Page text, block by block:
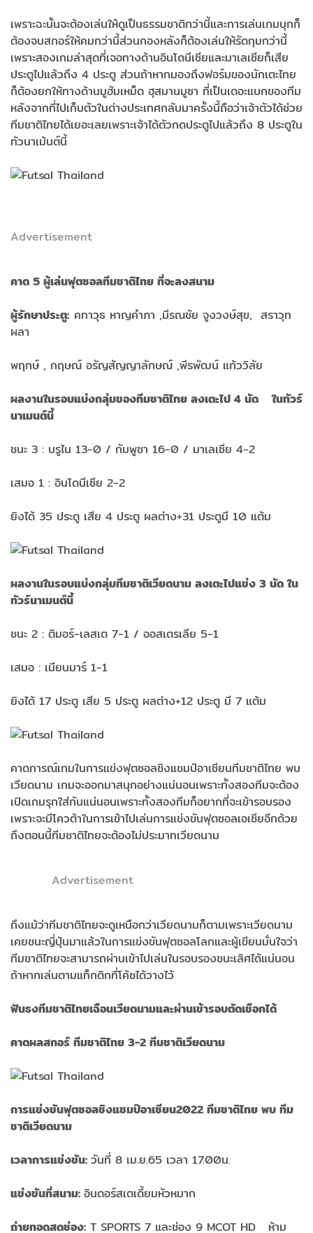
เพราะฉะนั้นจะต้องเล่นให้ดูเป็นธรรมชาติกว่านี้และการเล่นเกมบุกก็
ต้องจบสกอร์ให้คมกว่านี้ส่วนกองหลังก็ต้องเล่นให้รัดกุมกว่านี้
เพราะสองเกมล่าสุดที่เจอทางด้านอินโดนีเซียและมาเลเซียก็เสีย
ประตูไปแล้วถึง 4 ประตู ส่วนถ้าหากมองถึงฟอร์มของนักเตะไทย
ก็ต้องยกให้ทางด้านมูฮัมเหม็ด ฮุสมานมูซา ที่เป็นเดอะแบกของทีม
หลังจากที่ไปเก็บตัวในต่างประเทศกลับมาครั้งนี้ถือว่าเจ้าตัวได้ช่วย
ทีมชาติไทยได้เยอะเลยเพราะเจ้าได้ตัวกดประตูไปแล้วถึง 8 ประตูใน
ทัวนาเม้นต์นี้
Advertisement
คาด 5 ผู้เล่นฟุตซอลทีมชาติไทย ที่จะลงสนาม
ผู้รักษาประตู: คทาวุธ หาญคำภา ,มีรณชัย จูงวงษ์สุข, สราวุท
ผลา
พฤกษ์ , กฤษณ์ อรัญสัญญาลักษณ์ ,พีรพัฒน์ แก้ววิลัย
ผลงานในรอบแบ่งกลุ่มของทีมชาติไทย ลงเตะไป 4 นัด ในทัวร์
นาเมนต์นี้
ชนะ 3 : บรูไน 13-0 / กัมพูชา 16-0 / มาเลเซีย 4-2
เสมอ 1 : อินโดนีเซีย 2-2
ยิงได้ 35 ประตู เสีย 4 ประตู ผลต่าง+31 ประตูมี 10 แต้ม
ผลงานในรอบแบ่งกลุ่มทีมชาติเวียดนาม ลงเตะไปแข่ง 3 นัด ใน
ทัวร์นาเมนต์นี้
ชนะ 2 : ติมอร์-เลสเต 7-1 / ออสเตรเลีย 5-1
เสมอ : เมียนมาร์ 1-1
ยิงได้ 17 ประตู เสีย 5 ประตู ผลต่าง+12 ประตู มี 7 แต้ม
คาดการณ์เกมในการแข่งฟุตซอลชิงแชมป์อาเซียนทีมชาติไทย พบ
เวียดนาม เกมจะออกมาสนุกอย่างแน่นอนเพราะทั้งสองทีมจะต้อง
เปิดเกมรุกใส่กันแน่นอนเพราะทั้งสองทีมก็อยากที่จะเข้ารอบรอง
เพราะจะมีโควต้าในการเข้าไปเล่นการแข่งขันฟุตซอลเอเชียอีกด้วย
ถึงตอนนี้ทีมชาติไทยจะต้องไม่ประมาทเวียดนาม
Advertisement
ถึงแม้ว่าทีมชาติไทยจะดูเหนือกว่าเวียดนามก็ตามเพราะเวียดนาม
เคยชนะญี่ปุ่นมาแล้วในการแข่งขันฟุตซอลโลกและผู้เขียนมั่นใจว่า
ทีมชาติไทยจะสามารถผ่านเข้าไปเล่นในรอบรองชนะเลิศได้แน่นอน
ถ้าหากเล่นตามแท็กติกที่โค้ชได้วางไว้
ฟันธงทีมชาติไทยเฉือนเวียดนามและผ่านเข้ารอบตัดเชือกได้
คาดผลสกอร์ ทีมชาติไทย 3-2 ทีมชาติเวียดนาม
การแข่งขันฟุตซอลชิงแชมป์อาเซียน2022 ทีมชาติไทย พบ ทีม
ชาติเวียดนาม
เวลาการแข่งขัน: วันที่ 8 เม.ย.65 เวลา 17.00น.
แข่งขันที่สนาม: อินดอร์สเตเดี้ยมหัวหมาก
ถ่ายทอดสดช่อง: T SPORTS 7 และช่อง 9 MCOT HD ห้าม